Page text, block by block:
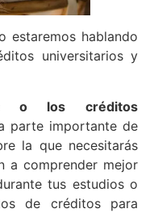
estaremos hablando
universitarios y
o los créditos
parte importante de
la que necesitarás
a comprender mejor
tus estudios o
de créditos para